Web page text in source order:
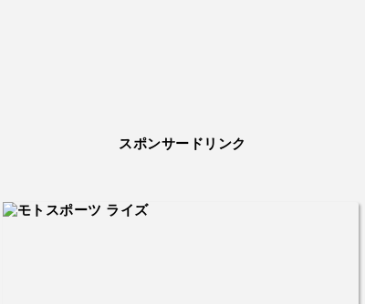
スポンサードリンク